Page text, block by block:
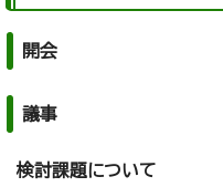
開会
議事
検討課題について